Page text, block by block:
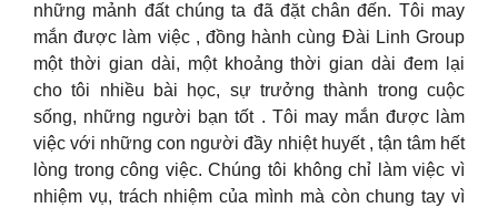
những mảnh đất chúng ta đã đặt chân đến. Tôi may
mắn được làm việc , đồng hành cùng Đài Linh Group
một thời gian dài, một khoảng thời gian dài đem lại
cho tôi nhiều bài học, sự trưởng thành trong cuộc
sống, những người bạn tốt . Tôi may mắn được làm
việc với những con người đầy nhiệt huyết , tận tâm hết
lòng trong công việc. Chúng tôi không chỉ làm việc vì
nhiệm vụ, trách nhiệm của mình mà còn chung tay vì